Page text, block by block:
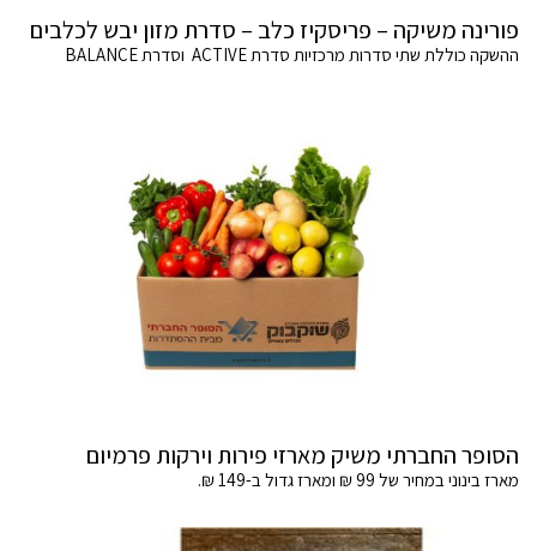
פורינה משיקה – פריסקיז כלב – סדרת מזון יבש לכלבים
ההשקה כוללת שתי סדרות מרכזיות סדרת ACTIVE וסדרת BALANCE
הסופר החברתי משיק מארזי פירות וירקות פרמיום
מארז בינוני במחיר של 99 ₪ ומארז גדול ב-149 ₪.